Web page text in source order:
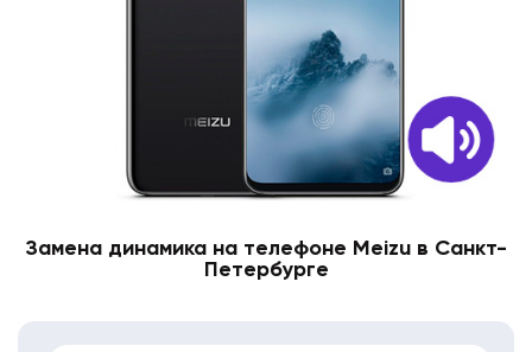
Замена динамика на телефоне Meizu в Санкт-
Петербурге